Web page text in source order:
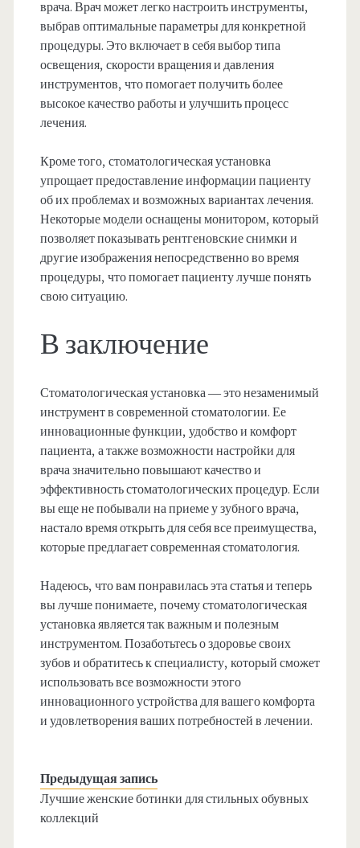
врача. Врач может легко настроить инструменты,
выбрав оптимальные параметры для конкретной
процедуры. Это включает в себя выбор типа
освещения, скорости вращения и давления
инструментов, что помогает получить более
высокое качество работы и улучшить процесс
лечения.
Кроме того, стоматологическая установка
упрощает предоставление информации пациенту
об их проблемах и возможных вариантах лечения.
Некоторые модели оснащены монитором, который
позволяет показывать рентгеновские снимки и
другие изображения непосредственно во время
процедуры, что помогает пациенту лучше понять
свою ситуацию.
В заключение
Стоматологическая установка — это незаменимый
инструмент в современной стоматологии. Ее
инновационные функции, удобство и комфорт
пациента, а также возможности настройки для
врача значительно повышают качество и
эффективность стоматологических процедур. Если
вы еще не побывали на приеме у зубного врача,
настало время открыть для себя все преимущества,
которые предлагает современная стоматология.
Надеюсь, что вам понравилась эта статья и теперь
вы лучше понимаете, почему стоматологическая
установка является так важным и полезным
инструментом. Позаботьтесь о здоровье своих
зубов и обратитесь к специалисту, который сможет
использовать все возможности этого
инновационного устройства для вашего комфорта
и удовлетворения ваших потребностей в лечении.
Предыдущая запись
Лучшие женские ботинки для стильных обувных
коллекций